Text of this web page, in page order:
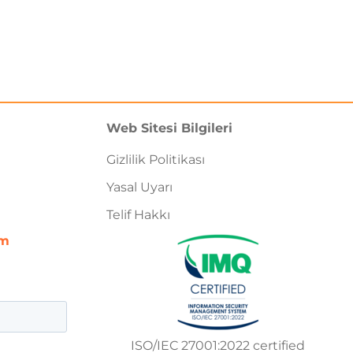
Web Sitesi Bilgileri
Gizlilik Politikası
Yasal Uyarı
Telif Hakkı
ISO/IEC 27001:2022 certified